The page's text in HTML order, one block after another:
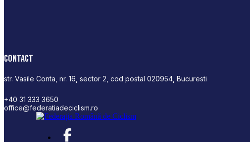
Contact
str. Vasile Conta, nr. 16, sector 2, cod postal 020954, Bucuresti
+40 31 333 3650
office@federatiadeciclism.ro